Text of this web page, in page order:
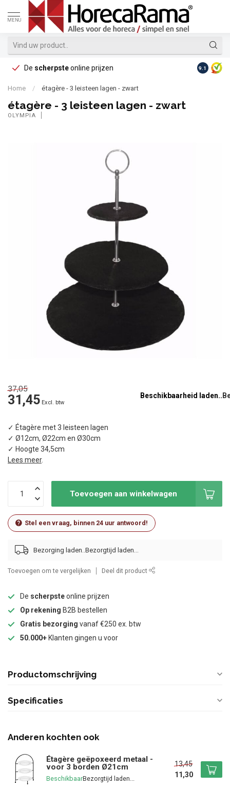
MENU
De scherpsteonline prijzen Op
9.1
Home / étagère - 3 leisteen lagen - zwart
étagère - 3 leisteen lagen - zwart
OLYMPIA
37,05
31,45 Excl. btw
Beschikbaarheid laden..
✓ Étagère met 3 leisteen lagen
✓ Ø12cm, Ø22cm en Ø30cm
✓ Hoogte 34,5cm
Lees meer.
Toevoegen aan winkelwagen
Stel een vraag, binnen 24 uur antwoord!
Bezorging laden..
Toevoegen om te vergelijken Deel dit product
De scherpsteonline prijzen
Op rekening B2B bestellen
Gratis bezorging vanaf €250 ex. btw
50.000+ Klanten gingen u voor
Productomschrijving
Specificaties
Anderen kochten ook
Étagère geëpoxeerd metaal -
voor 3 borden Ø21cm
Beschikbaar
13,45
11,30